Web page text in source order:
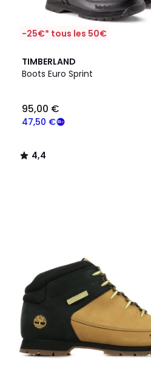
-25€* tous les 50€
TIMBERLAND
Boots Euro Sprint
47,50 €
95,00 €
4,4
/ 5
4,4
/